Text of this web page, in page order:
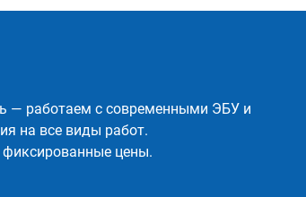
— работаем с современными ЭБУ и
на все виды работ.
фиксированные цены.